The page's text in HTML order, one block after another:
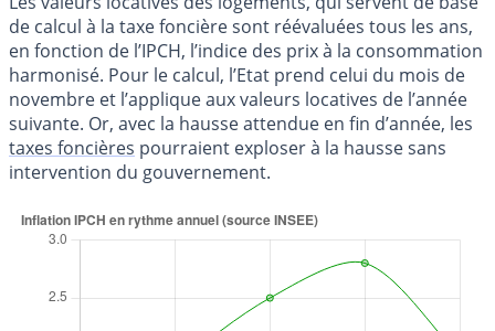
de calcul à la taxe foncière sont réévaluées tous les ans,
en fonction de l’IPCH, l’indice des prix à la consommation
harmonisé. Pour le calcul, l’Etat prend celui du mois de
novembre et l’applique aux valeurs locatives de l’année
suivante. Or, avec la hausse attendue en fin d’année, les
taxes foncières pourraient exploser à la hausse sans
intervention du gouvernement.